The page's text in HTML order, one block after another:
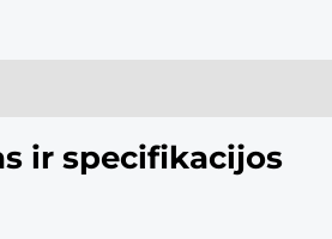
ir specifikacijos